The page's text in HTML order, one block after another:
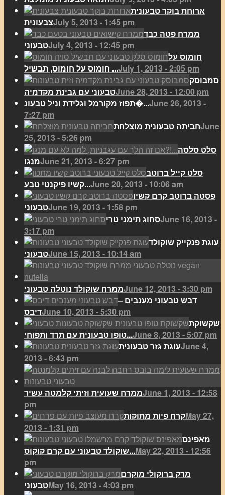
ארוחת בוקר טבעונית
צבעוניתJuly 5, 2013 - 1:45 pm
ממרח פטה כבד
טבעוניJuly 4, 2013 - 12:45 pm
חומוס על
חומוס על חומוס, תבשיל ...July 1, 2013 - 2:05 pm
סמבוסק
טבעוני עם גבינת מקדמיהJune 28, 2013 - 12:00 pm
תפוז מקורמל וגלידת וניל טבעונ�...June 26, 2013 -
7:27 pm
חביתה טבעונית מוצלחתJune
25, 2013 - 5:26 pm
סלט סלסה
מנגוJune 21, 2013 - 6:27 pm
סלט קייל ברוטב
קשיו פיקנטי טבע...June 20, 2013 - 10:06 am
פסטה ברוטב קרם קשיו
טבעוניJune 19, 2013 - 1:58 pm
סחוג תימני טריJune 16, 2013 -
3:17 pm
עוגת פנקייק שוקולד
טבעוניJune 15, 2013 - 10:14 am
ממרח שוקולד נוטלה טבעוניJune 12, 2013 - 3:30 pm
דבש טבעוני מענבים –
דיבסJune 10, 2013 - 5:30 pm
שקשוקת
טופו טבעונית עם תרד ותפוחי...June 8, 2013 - 5:07 pm
עוגת גזר טבעוניתJune 4,
2013 - 6:43 pm
ממרח שעועית וזיתי קלמטה עשירJune 1, 2013 - 12:58
pm
קרח פיות מתוקותMay 27,
2013 - 1:31 pm
מאפינס
שוקולד טבעוני עם קרם קוקוס...May 22, 2013 - 12:56
pm
מרק ברוקולי מוקרם
טבעוניMay 16, 2013 - 4:03 pm